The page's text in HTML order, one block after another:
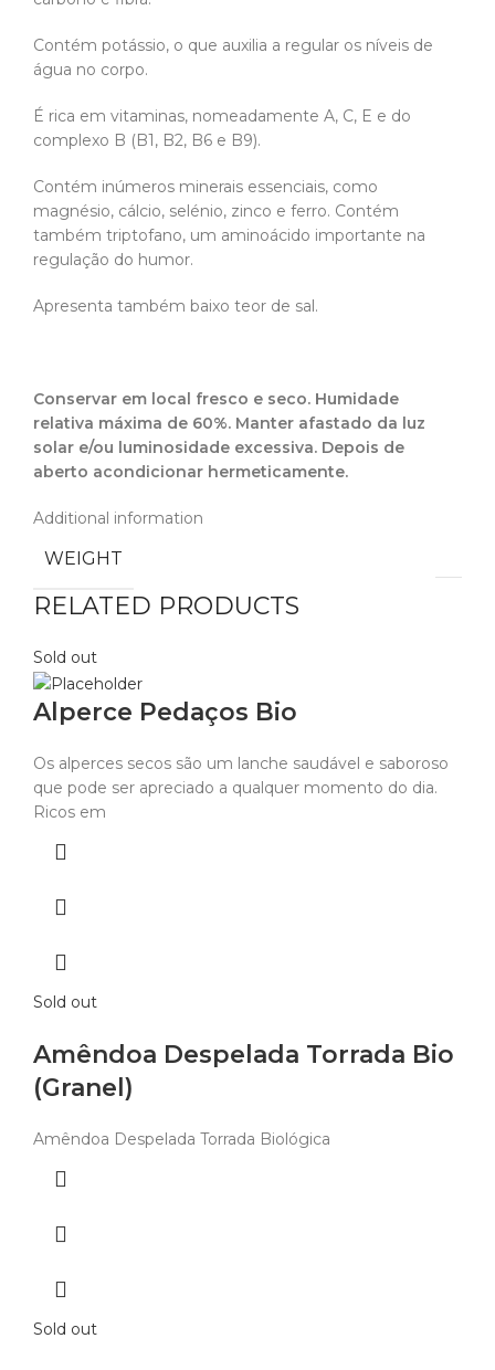
Contém potássio, o que auxilia a regular os níveis de
água no corpo.
É rica em vitaminas, nomeadamente A, C, E e do
complexo B (B1, B2, B6 e B9).
Contém inúmeros minerais essenciais, como
magnésio, cálcio, selénio, zinco e ferro. Contém
também triptofano, um aminoácido importante na
regulação do humor.
Apresenta também baixo teor de sal.
Conservar em local fresco e seco. Humidade
relativa máxima de 60%. Manter afastado da luz
solar e/ou luminosidade excessiva. Depois de
aberto acondicionar hermeticamente.
Additional information
WEIGHT
RELATED PRODUCTS
Sold out
Alperce Pedaços Bio
Os alperces secos são um lanche saudável e saboroso
que pode ser apreciado a qualquer momento do dia.
Ricos em
Sold out
Amêndoa Despelada Torrada Bio
(Granel)
Amêndoa Despelada Torrada Biológica
Sold out